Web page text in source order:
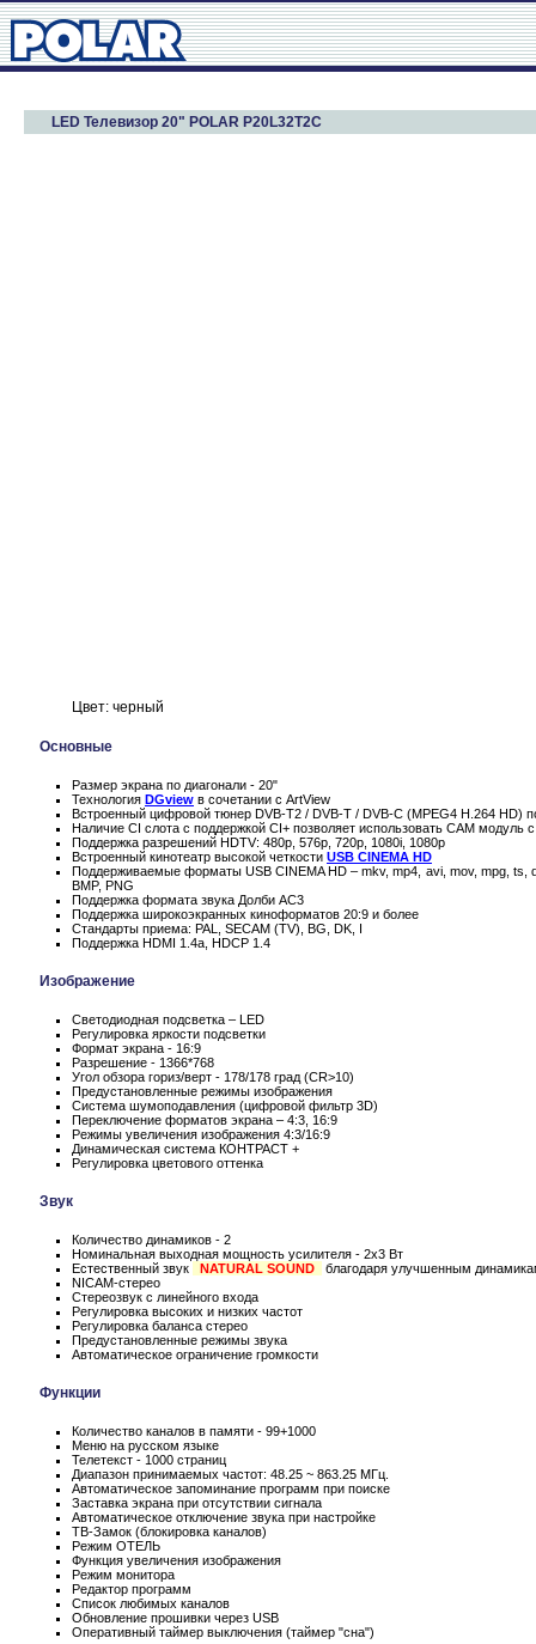
LED Телевизор 20" POLAR P20L32T2C
Цвет: черный
Основные
Размер экрана по диагонали - 20"
Технология DGview в сочетании с ArtView
Встроенный цифровой тюнер DVB-T2 / DVB-T / DVB-C (MPEG4 H.264 HD)
Наличие CI слота с поддержкой CI+ позволяет использовать CAM модуль
Поддержка разрешений HDTV: 480p, 576p, 720p, 1080i, 1080p
Встроенный кинотеатр высокой четкости USB CINEMA HD
Поддерживаемые форматы USB CINEMA HD – mkv, mp4, avi, mov, mpg, ts,
BMP, PNG
Поддержка формата звука Долби AC3
Поддержка широкоэкранных киноформатов 20:9 и более
Стандарты приема: PAL, SECAM (TV), BG, DK, I
Поддержка HDMI 1.4a, HDCP 1.4
Изображение
Светодиодная подсветка – LED
Регулировка яркости подсветки
Формат экрана - 16:9
Разрешение - 1366*768
Угол обзора гориз/верт - 178/178 град (CR>10)
Предустановленные режимы изображения
Система шумоподавления (цифровой фильтр 3D)
Переключение форматов экрана – 4:3, 16:9
Режимы увеличения изображения 4:3/16:9
Динамическая система КОНТРАСТ +
Регулировка цветового оттенка
Звук
Количество динамиков - 2
Номинальная выходная мощность усилителя - 2x3 Вт
Естественный звук
NATURAL SOUND
благодаря улучшенным
NICAM-стерео
Стереозвук с линейного входа
Регулировка высоких и низких частот
Регулировка баланса стерео
Предустановленные режимы звука
Автоматическое ограничение громкости
Функции
Количество каналов в памяти - 99+1000
Меню на русском языке
Телетекст - 1000 страниц
Диапазон принимаемых частот: 48.25 ~ 863.25 МГц.
Автоматическое запоминание программ при поиске
Заставка экрана при отсутствии сигнала
Автоматическое отключение звука при настройке
ТВ-Замок (блокировка каналов)
Режим ОТЕЛЬ
Функция увеличения изображения
Режим монитора
Редактор программ
Список любимых каналов
Обновление прошивки через USB
Оперативный таймер выключения (таймер "сна")